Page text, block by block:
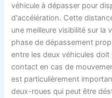
véhicule à dépasser pour
d'accélération. Cette
une meilleure visibilité sur la
phase de dépassement
entre les deux véhicules
contact en cas de
est particulièrement
deux-roues qui peut être